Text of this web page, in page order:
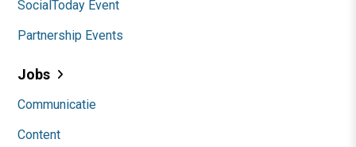
SocialToday Event
Partnership Events
Jobs
Communicatie
Content